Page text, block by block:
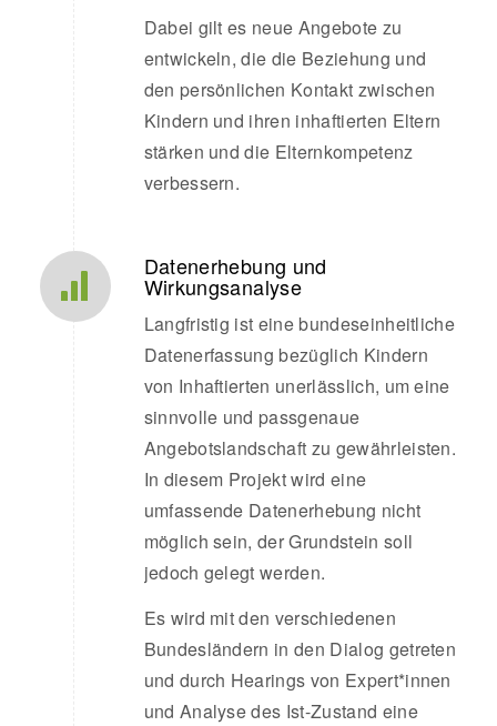
Dabei gilt es neue Angebote zu
entwickeln, die die Beziehung und
den persönlichen Kontakt zwischen
Kindern und ihren inhaftierten Eltern
stärken und die Elternkompetenz
verbessern.
Datenerhebung und
Wirkungsanalyse
Langfristig ist eine bundeseinheitliche
Datenerfassung bezüglich Kindern
von Inhaftierten unerlässlich, um eine
sinnvolle und passgenaue
Angebotslandschaft zu gewährleisten.
In diesem Projekt wird eine
umfassende Datenerhebung nicht
möglich sein, der Grundstein soll
jedoch gelegt werden.
Es wird mit den verschiedenen
Bundesländern in den Dialog getreten
und durch Hearings von Expert*innen
und Analyse des Ist-Zustand eine